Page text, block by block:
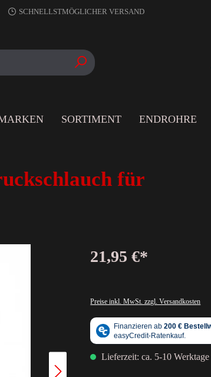
SCHNELLSTMÖGLICHER VERSAND
SORTIMENT ENDROHRE
für
21,95 €*
Preise inkl. MwSt. zzgl. Versandkosten
Lieferzeit: ca. 5-10 Werktage